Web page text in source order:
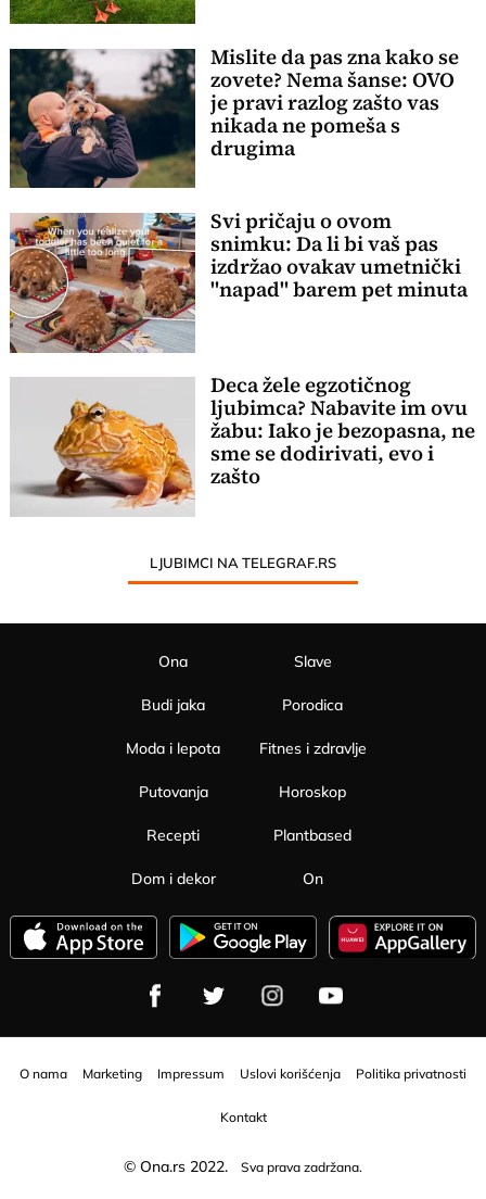
Mislite da pas zna kako se
zovete? Nema šanse: OVO
je pravi razlog zašto vas
nikada ne pomeša s
drugima
Svi pričaju o ovom
snimku: Da li bi vaš pas
izdržao ovakav umetnički
"napad" barem pet minuta
Deca žele egzotičnog
ljubimca? Nabavite im ovu
žabu: Iako je bezopasna, ne
sme se dodirivati, evo i
zašto
LJUBIMCI NA TELEGRAF.RS
Ona
Budi jaka
Moda i lepota
Slave
Porodica
Fitnes i zdravlje
Putovanja
Recepti
Dom i dekor
Horoskop
Plantbased
On
O nama Marketing Impressum Uslovi korišćenja Politika privatnosti
Kontakt
© Ona.rs 2022. Sva prava zadržana.